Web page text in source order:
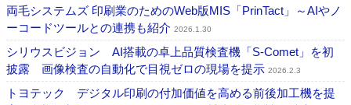
両毛システムズ 印刷業のためのWeb版MIS「PrinTact」～AIやノ
ーコードツールとの連携も紹介 2026.1.30
シリウスビジョン AI搭載の卓上品質検査機「S-Comet」を初
披露 画像検査の自動化で目視ゼロの現場を提示 2026.2.3
トヨテック デジタル印刷の付加価値を高める前後加工機を提